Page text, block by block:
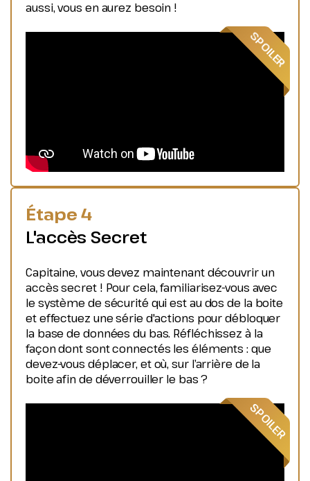
aussi, vous en aurez besoin !
Étape 4
L'accès Secret
Capitaine, vous devez maintenant découvrir un
accès secret ! Pour cela, familiarisez-vous avec
le système de sécurité qui est au dos de la boite
et effectuez une série d'actions pour débloquer
la base de données du bas. Réfléchissez à la
façon dont sont connectés les éléments : que
devez-vous déplacer, et où, sur l’arrière de la
boite afin de déverrouiller le bas ?